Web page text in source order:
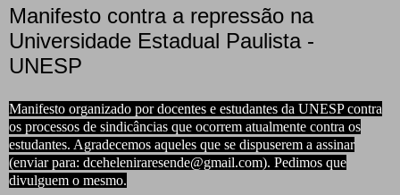
Manifesto contra a repressão na
Universidade Estadual Paulista -
UNESP
Manifesto organizado por docentes e estudantes da UNESP contra
os processos de sindicâncias que ocorrem atualmente contra os
estudantes. Agradecemos aqueles que se dispuserem a assinar
(enviar para: dceheleniraresende@gmail.com). Pedimos que
divulguem o mesmo.